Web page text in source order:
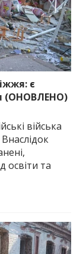
є
(ОНОВЛЕНО)
війська
освіти та